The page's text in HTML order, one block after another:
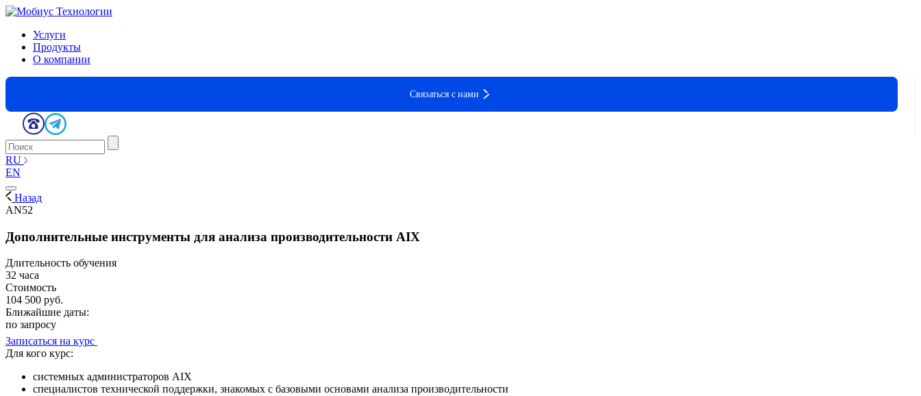
Услуги
Продукты
О компании
Связаться с нами
RU
EN
Назад
AN52
Дополнительные инструменты для анализа производительности AIX
Длительность обучения
32 часа
Стоимость
104 500 руб.
Ближайшие даты:
по запросу
Записаться на курс
Для кого курс:
системных администраторов AIX
специалистов технической поддержки, знакомых с базовыми основами анализа производительности